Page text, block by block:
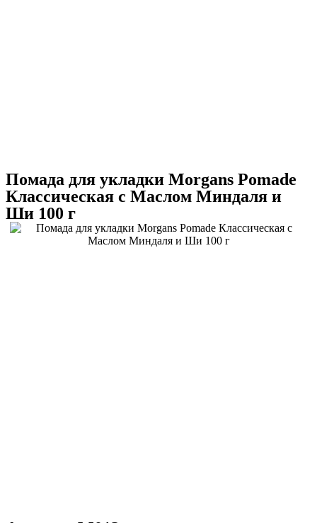
Помада для укладки Morgans Pomade
Классическая с Маслом Миндаля и
Ши 100 г